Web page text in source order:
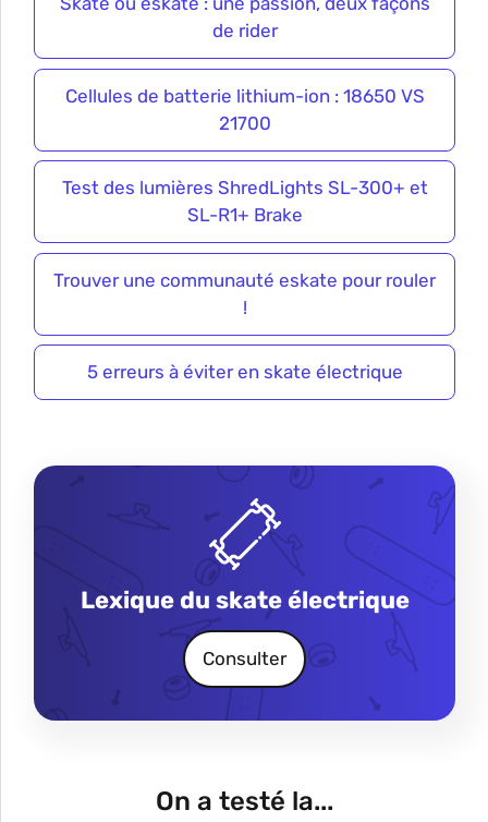
de rider
Cellules de batterie lithium-ion : 18650 VS
21700
Test des lumières ShredLights SL-300+ et
SL-R1+ Brake
Trouver une communauté eskate pour rouler
!
5 erreurs à éviter en skate électrique
Lexique du skate électrique
Consulter
On a testé la...